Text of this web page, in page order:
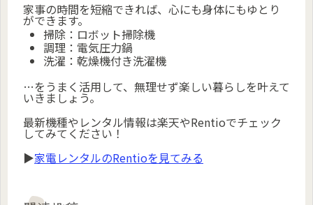
家事の時間を短縮できれば、心にも身体にもゆとり
ができます。
掃除：ロボット掃除機
調理：電気圧力鍋
洗濯：乾燥機付き洗濯機
…をうまく活用して、無理せず楽しい暮らしを叶えて
いきましょう。
最新機種やレンタル情報は楽天やRentioでチェック
してみてください！
▶家電レンタルのRentioを見てみる